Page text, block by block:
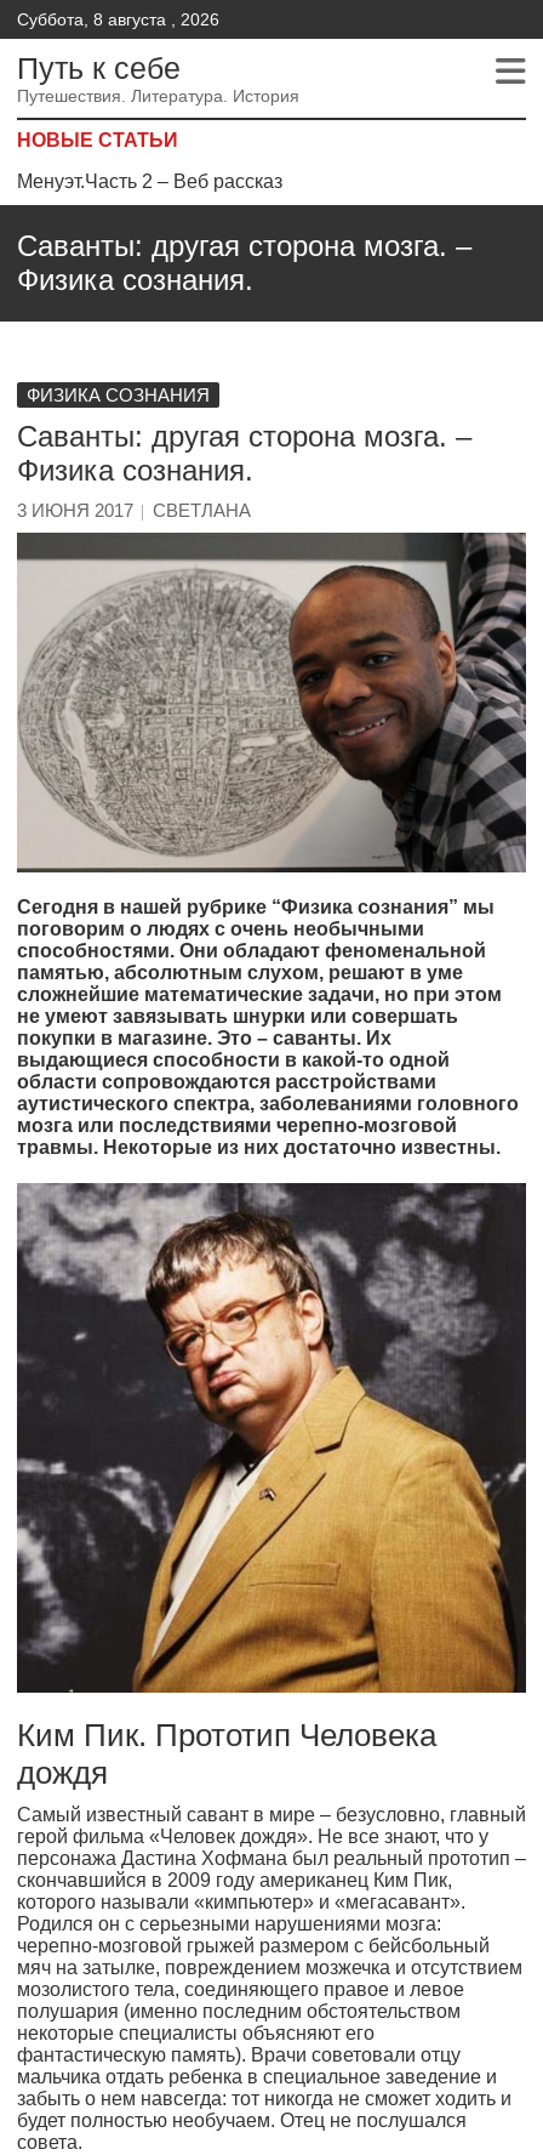
Суббота, 8 августа , 2026
Путь к себе
Путешествия. Литература. История
НОВЫЕ СТАТЬИ
Менуэт.Часть 2 – Веб рассказ
Менуэт. Часть 3. Веб рассказ
Саванты: другая сторона мозга. –
Физика сознания.
ФИЗИКА СОЗНАНИЯ
Саванты: другая сторона мозга. –
Физика сознания.
3 ИЮНЯ 2017 СВЕТЛАНА
Сегодня в нашей рубрике “Физика сознания” мы
поговорим о людях с очень необычными
способностями. Они обладают феноменальной
памятью, абсолютным слухом, решают в уме
сложнейшие математические задачи, но при этом
не умеют завязывать шнурки или совершать
покупки в магазине. Это – саванты. Их
выдающиеся способности в какой-то одной
области сопровождаются расстройствами
аутистического спектра, заболеваниями головного
мозга или последствиями черепно-мозговой
травмы. Некоторые из них достаточно известны.
Ким Пик. Прототип Человека
дождя
Самый известный савант в мире – безусловно, главный
герой фильма «Человек дождя». Не все знают, что у
персонажа Дастина Хофмана был реальный прототип –
скончавшийся в 2009 году американец Ким Пик,
которого называли «кимпьютер» и «мегасавант».
Родился он с серьезными нарушениями мозга:
черепно-мозговой грыжей размером с бейсбольный
мяч на затылке, повреждением мозжечка и отсутствием
мозолистого тела, соединяющего правое и левое
полушария (именно последним обстоятельством
некоторые специалисты объясняют его
фантастическую память). Врачи советовали отцу
мальчика отдать ребенка в специальное заведение и
забыть о нем навсегда: тот никогда не сможет ходить и
будет полностью необучаем. Отец не послушался
совета.